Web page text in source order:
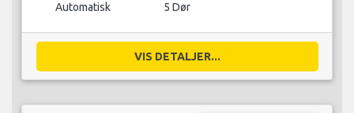
Automatisk 5 Dør
VIS DETALJER...